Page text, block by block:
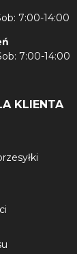
7:00-14:00
7:00-14:00
KLIENTA